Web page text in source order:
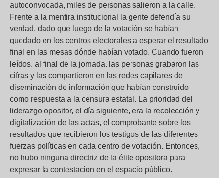
autoconvocada, miles de personas salieron a la calle.
Frente a la mentira institucional la gente defendía su
verdad, dado que luego de la votación se habían
quedado en los centros electorales a esperar el resultado
final en las mesas dónde habían votado. Cuando fueron
leídos, al final de la jornada, las personas grabaron las
cifras y las compartieron en las redes capilares de
diseminación de información que habían construido
como respuesta a la censura estatal. La prioridad del
liderazgo opositor, el día siguiente, era la recolección y
digitalización de las actas, el comprobante sobre los
resultados que recibieron los testigos de las diferentes
fuerzas políticas en cada centro de votación. Entonces,
no hubo ninguna directriz de la élite opositora para
expresar la contestación en el espacio público.